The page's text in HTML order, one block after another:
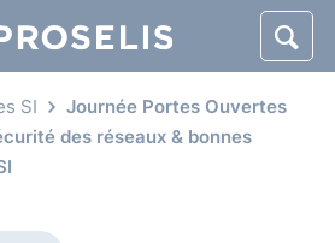
SI
Journée Portes Ouvertes
des réseaux & bonnes